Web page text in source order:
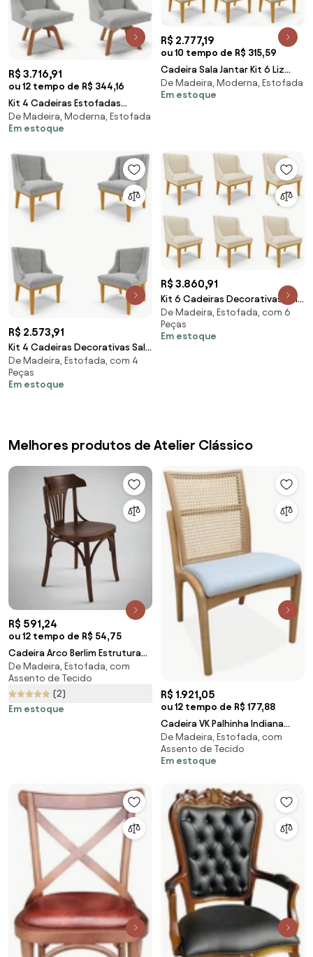
R$ 3.716,91
ou 12 tempo de R$ 344,16
Kit 4 Cadeiras Estofadas
Giratória para Sala de Jantar Lia
Suede Cinza
De Madeira, Moderna, Estofada
Em estoque
R$ 2.777,19
ou 10 tempo de R$ 315,59
Cadeira Sala Jantar Kit 6 Liz
Base Madeira Castanho Linho
De Madeira, Moderna, Estofada
Em estoque
R$ 2.573,91
Kit 4 Cadeiras Decorativas Sala
de Jantar Base Fixa de Madeira
Firenze Suede Cinza/Castanho
G19 - Gran Belo
De Madeira, Estofada, com 4
Peças
Em estoque
R$ 3.860,91
Kit 6 Cadeiras Decorativas Sala
de Jantar Base Fixa de Madeira
Firenze PU Bege/Castanho G19 -
Gran Belo
De Madeira, Estofada, com 6
Peças
Em estoque
Melhores produtos de Atelier Clássico
R$ 591,24
ou 12 tempo de R$ 54,75
Cadeira Arco Berlim Estrutura
Madeira Maciça Design by
Michael Thonet
De Madeira, Estofada, com
Assento de Tecido
(2)
Em estoque
R$ 1.921,05
ou 12 tempo de R$ 177,88
Cadeira VK Palhinha Indiana
Assento Estofado Madeira
Eucalipto Design by Vladimir
Kagan
De Madeira, Estofada, com
Assento de Tecido
Em estoque